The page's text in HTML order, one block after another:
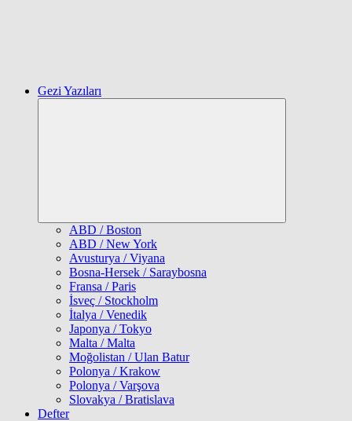
Gezi Yazıları
ABD / Boston
ABD / New York
Avusturya / Viyana
Bosna-Hersek / Saraybosna
Fransa / Paris
İsveç / Stockholm
İtalya / Venedik
Japonya / Tokyo
Malta / Malta
Moğolistan / Ulan Batur
Polonya / Krakow
Polonya / Varşova
Slovakya / Bratislava
Defter